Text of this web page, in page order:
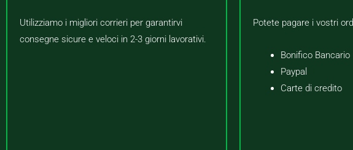
Utilizziamo i migliori corrieri per garantirvi
consegne sicure e veloci in 2-3 giorni lavorativi.
Potete pagare i vostri
Bonifico Bancario
Paypal
Carte di credito